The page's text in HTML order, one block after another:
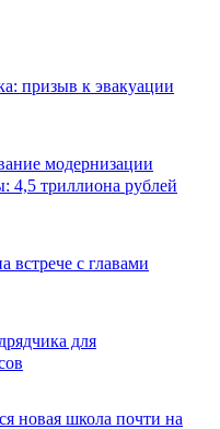
призыв к эвакуации
модернизации
4,5 триллиона рублей
встрече с главами
для
новая школа почти на